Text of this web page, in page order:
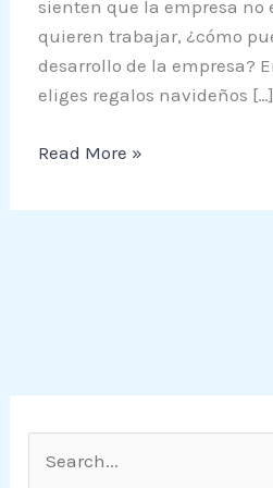
sienten que la empresa no
quieren trabajar, ¿cómo
desarrollo de la empresa?
eliges regalos navideños […]
Read More »